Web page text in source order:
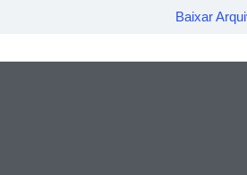
Baixar